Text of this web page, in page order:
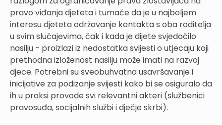
pravo viđanja djeteta i tumače da je u najboljem
interesu djeteta održavanje kontakta s oba roditelja
u svim slučajevima, čak i kada je dijete svjedočilo
nasilju - proizlazi iz nedostatka svijesti o utjecaju koji
prethodna izloženost nasilju može imati na razvoj
djece. Potrebni su sveobuhvatno usavršavanje i
inicijative za podizanje svijesti kako bi se osiguralo da
ih u praksi provode svi relevantni akteri (službenici
pravosuđa, socijalnih službi i dječje skrbi).